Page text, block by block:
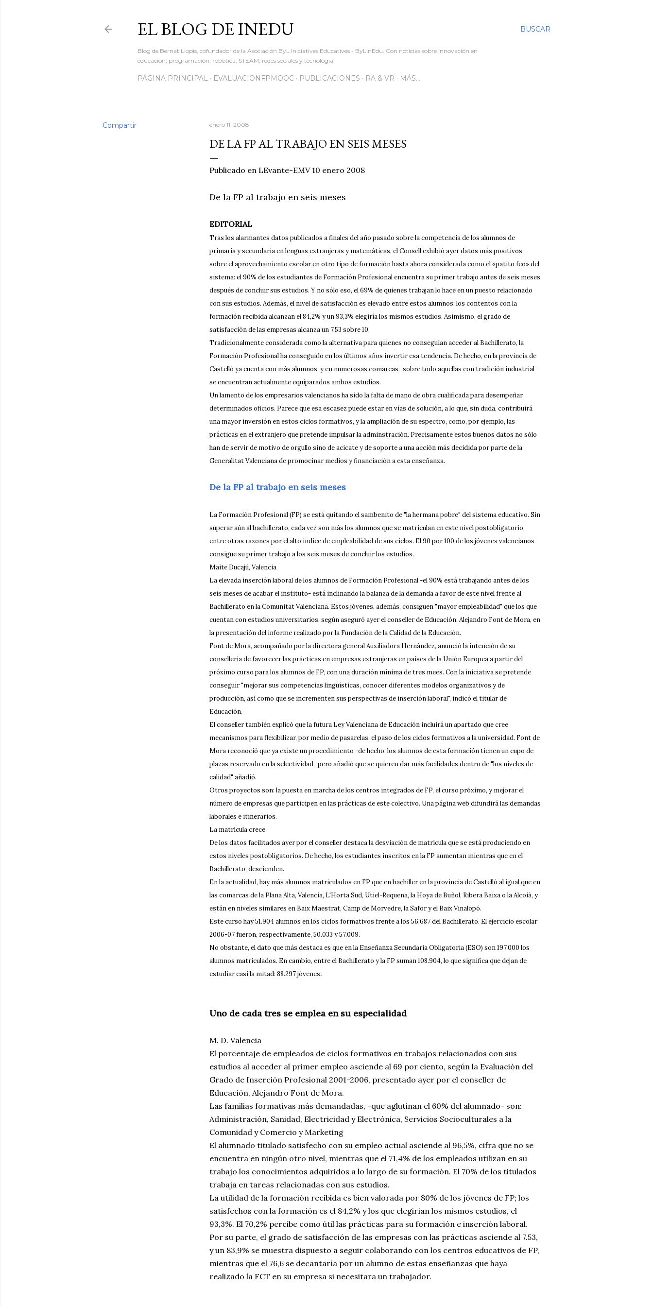
BUSCAR
EL BLOG DE INEDU
Blog de Bernat Llopis, cofundador de la Asociación ByL Iniciatives Educatives - ByLInEdu. Con noticias sobre innovación en
educación, programación, robótica, STEAM, redes sociales y tecnología.
PÁGINA PRINCIPAL EVALUACIONFPMOOC PUBLICACIONES RA & VR MÁS…
Compartir enero 11, 2008
DE LA FP AL TRABAJO EN SEIS MESES
Publicado en LEvante-EMV 10 enero 2008
De la FP al trabajo en seis meses
EDITORIAL
Tras los alarmantes datos publicados a finales del año pasado sobre la competencia de los alumnos de
primaria y secundaria en lenguas extranjeras y matemáticas, el Consell exhibió ayer datos más positivos
sobre el aprovechamiento escolar en otro tipo de formación hasta ahora considerada como el «patito feo» del
sistema: el 90% de los estudiantes de Formación Profesional encuentra su primer trabajo antes de seis meses
después de concluir sus estudios. Y no sólo eso, el 69% de quienes trabajan lo hace en un puesto relacionado
con sus estudios. Además, el nivel de satisfacción es elevado entre estos alumnos: los contentos con la
formación recibida alcanzan el 84,2% y un 93,3% elegiría los mismos estudios. Asimismo, el grado de
satisfacción de las empresas alcanza un 7,53 sobre 10.
Tradicionalmente considerada como la alternativa para quienes no conseguían acceder al Bachillerato, la
Formación Profesional ha conseguido en los últimos años invertir esa tendencia. De hecho, en la provincia de
Castelló ya cuenta con más alumnos, y en numerosas comarcas -sobre todo aquellas con tradición industrial-
se encuentran actualmente equiparados ambos estudios.
Un lamento de los empresarios valencianos ha sido la falta de mano de obra cualificada para desempeñar
determinados oficios. Parece que esa escasez puede estar en vías de solución, a lo que, sin duda, contribuirá
una mayor inversión en estos ciclos formativos, y la ampliación de su espectro, como, por ejemplo, las
prácticas en el extranjero que pretende impulsar la adminstración. Precisamente estos buenos datos no sólo
han de servir de motivo de orgullo sino de acicate y de soporte a una acción más decidida por parte de la
Generalitat Valenciana de promocinar medios y financiación a esta enseñanza.
De la FP al trabajo en seis meses
La Formación Profesional (FP) se está quitando el sambenito de "la hermana pobre" del sistema educativo. Sin
superar aún al bachillerato, cada vez son más los alumnos que se matriculan en este nivel postobligatorio,
entre otras razones por el alto índice de empleabilidad de sus ciclos. El 90 por 100 de los jóvenes valencianos
consigue su primer trabajo a los seis meses de concluir los estudios.
Maite Ducajú, Valencia
La elevada inserción laboral de los alumnos de Formación Profesional -el 90% está trabajando antes de los
seis meses de acabar el instituto- está inclinando la balanza de la demanda a favor de este nivel frente al
Bachillerato en la Comunitat Valenciana. Estos jóvenes, además, consiguen "mayor empleabilidad" que los que
cuentan con estudios universitarios, según aseguró ayer el conseller de Educación, Alejandro Font de Mora, en
la presentación del informe realizado por la Fundación de la Calidad de la Educación.
Font de Mora, acompañado por la directora general Auxiliadora Hernández, anunció la intención de su
conselleria de favorecer las prácticas en empresas extranjeras en países de la Unión Europea a partir del
próximo curso para los alumnos de FP, con una duración mínima de tres mees. Con la iniciativa se pretende
conseguir "mejorar sus competencias lingüísticas, conocer diferentes modelos organizativos y de
producción, así como que se incrementen sus perspectivas de inserción laboral", indicó el titular de
Educación.
El conseller también explicó que la futura Ley Valenciana de Educación incluirá un apartado que cree
mecanismos para flexibilizar, por medio de pasarelas, el paso de los ciclos formativos a la universidad. Font de
Mora reconoció que ya existe un procedimiento -de hecho, los alumnos de esta formación tienen un cupo de
plazas reservado en la selectividad- pero añadió que se quieren dar más facilidades dentro de "los niveles de
calidad" añadió.
Otros proyectos son: la puesta en marcha de los centros integrados de FP, el curso próximo, y mejorar el
número de empresas que participen en las prácticas de este colectivo. Una página web difundirá las demandas
laborales e itinerarios.
La matrícula crece
De los datos facilitados ayer por el conseller destaca la desviación de matrícula que se está produciendo en
estos niveles postobligatorios. De hecho, los estudiantes inscritos en la FP aumentan mientras que en el
Bachillerato, descienden.
En la actualidad, hay más alumnos matriculados en FP que en bachiller en la provincia de Castelló al igual que en
las comarcas de la Plana Alta, Valencia, L'Horta Sud, Utiel-Requena, la Hoya de Buñol, Ribera Baixa o la Alcoià, y
están en niveles similares en Baix Maestrat, Camp de Morvedre, la Safor y el Baix Vinalopó.
Este curso hay 51.904 alumnos en los ciclos formativos frente a los 56.687 del Bachillerato. El ejercicio escolar
2006-07 fueron, respectivamente, 50.033 y 57.009.
No obstante, el dato que más destaca es que en la Enseñanza Secundaria Obligatoria (ESO) son 197.000 los
alumnos matriculados. En cambio, entre el Bachillerato y la FP suman 108.904, lo que significa que dejan de
estudiar casi la mitad: 88.297 jóvenes.
Uno de cada tres se emplea en su especialidad
M. D. Valencia
El porcentaje de empleados de ciclos formativos en trabajos relacionados con sus
estudios al acceder al primer empleo asciende al 69 por ciento, según la Evaluación del
Grado de Inserción Profesional 2001-2006, presentado ayer por el conseller de
Educación, Alejandro Font de Mora.
Las familias formativas más demandadas, -que aglutinan el 60% del alumnado- son:
Administración, Sanidad, Electricidad y Electrónica, Servicios Socioculturales a la
Comunidad y Comercio y Marketing
El alumnado titulado satisfecho con su empleo actual asciende al 96,5%, cifra que no se
encuentra en ningún otro nivel, mientras que el 71,4% de los empleados utilizan en su
trabajo los conocimientos adquiridos a lo largo de su formación. El 70% de los titulados
trabaja en tareas relacionadas con sus estudios.
La utilidad de la formación recibida es bien valorada por 80% de los jóvenes de FP; los
satisfechos con la formación es el 84,2% y los que elegirían los mismos estudios, el
93,3%. El 70,2% percibe como útil las prácticas para su formación e inserción laboral.
Por su parte, el grado de satisfacción de las empresas con las prácticas asciende al 7.53,
y un 83,9% se muestra dispuesto a seguir colaborando con los centros educativos de FP,
mientras que el 76,6 se decantaría por un alumno de estas enseñanzas que haya
realizado la FCT en su empresa si necesitara un trabajador.